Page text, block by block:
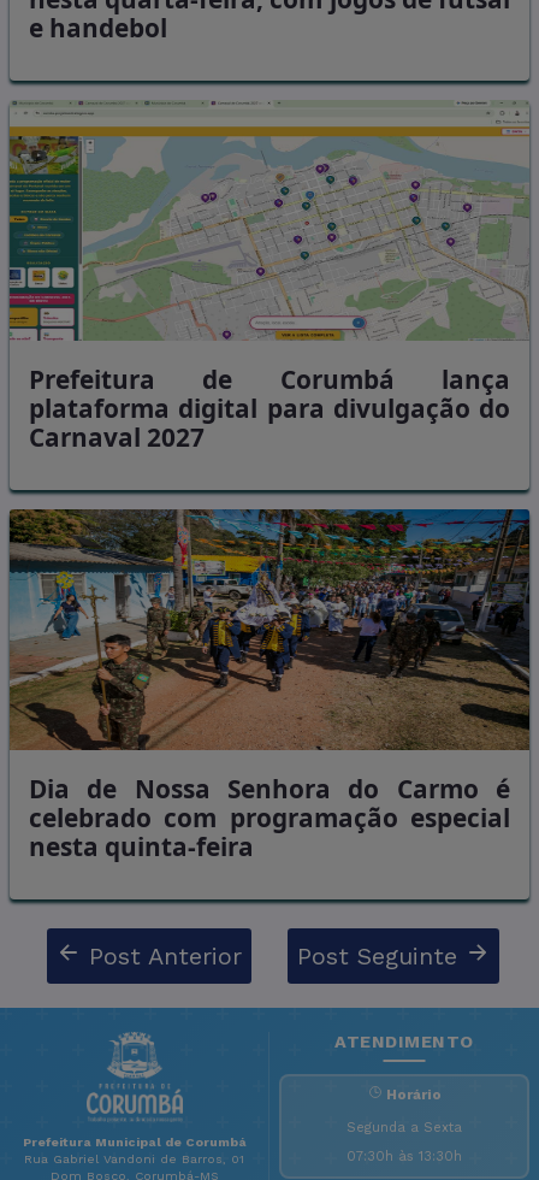
e handebol
Prefeitura de Corumbá lança
plataforma digital para divulgação do
Carnaval 2027
Dia de Nossa Senhora do Carmo é
celebrado com programação especial
nesta quinta-feira
Post Anterior Post Seguinte
Prefeitura Municipal de Corumbá
Rua Gabriel Vandoni de Barros, 01
Dom Bosco, Corumbá-MS
ATENDIMENTO
Horário
Segunda a Sexta
07:30h às 13:30h